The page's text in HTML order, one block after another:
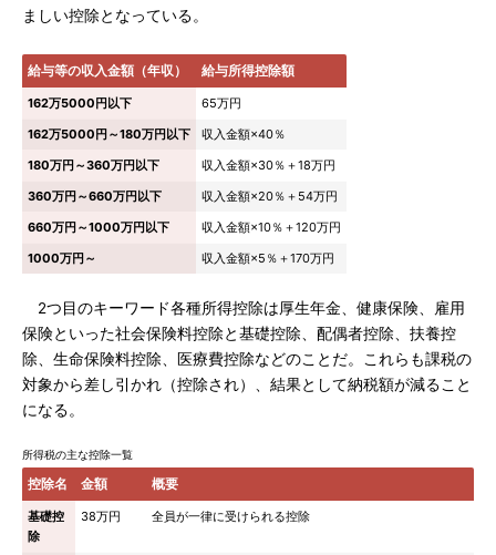
ましい控除となっている。
給与等の収入金額（年収） 給与所得控除額
162万5000円以下
65万円
162万5000円～180万円以下
収入金額×40％
180万円～360万円以下
収入金額×30％＋18万円
360万円～660万円以下
収入金額×20％＋54万円
660万円～1000万円以下
収入金額×10％＋120万円
1000万円～
収入金額×5％＋170万円
2つ目のキーワード各種所得控除は厚生年金、健康保険、雇用
保険といった社会保険料控除と基礎控除、配偶者控除、扶養控
除、生命保険料控除、医療費控除などのことだ。これらも課税の
対象から差し引かれ（控除され）、結果として納税額が減ること
になる。
所得税の主な控除一覧
控除名 金額 概要
基礎控
除
38万円 全員が一律に受けられる控除